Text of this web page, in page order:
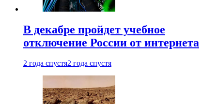
В декабре пройдет учебное
отключение России от интернета
2 года спустя2 года спустя